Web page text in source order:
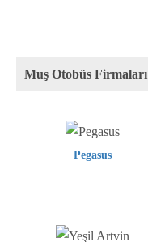
Muş Otobüs Firmaları
Pegasus